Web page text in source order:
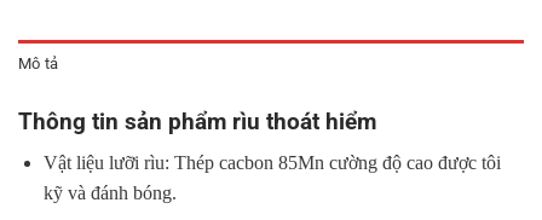
Mô tả
Thông tin sản phẩm rìu thoát hiểm
Vật liệu lưỡi rìu: Thép cacbon 85Mn cường độ cao được tôi
kỹ và đánh bóng.